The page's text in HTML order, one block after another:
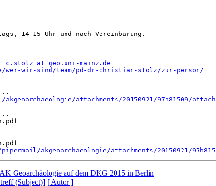
14-15 Uhr und nach Vereinbarung.
c.stolz at geo.uni-mainz.de
wer-wir-sind/team/pd-dr-christian-stolz/zur-person/
attachments/20150921/97b81509/
akgeoarchaeologie/attachments/20150921/
Geoarchäologie auf dem DKG 2015 in Berlin
(Subject)] [ Autor ]